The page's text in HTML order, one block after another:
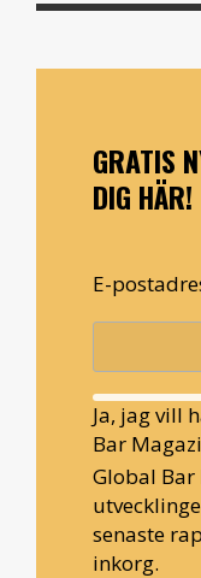
GRATIS
DIG HÄR!
E-
Ja, jag vill
Bar
Global
senaste
inkorg.